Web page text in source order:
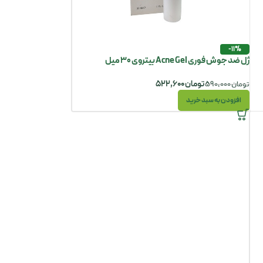
-11%
ژل ضد جوش فوری Acne Gel بیتروی 30 میل
تومان۵۹۰,۰۰۰ تومان۵۲۲,۶۰۰
افزودن به سبد خرید